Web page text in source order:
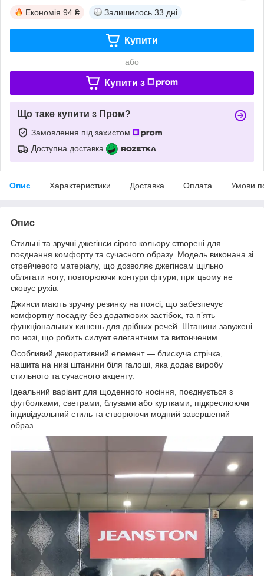
Економія 94 ₴ Залишилось 33 дні
Купити
або
Купити з
Що таке купити з Пром?
Замовлення під захистом
Доступна доставка
Опис Характеристики Доставка Оплата Умови
Опис
Стильні та зручні джегінси сірого кольору створені для
поєднання комфорту та сучасного образу. Модель виконана зі
стрейчевого матеріалу, що дозволяє джегінсам щільно
облягати ногу, повторюючи контури фігури, при цьому не
сковує рухів.
Джинси мають зручну резинку на поясі, що забезпечує
комфортну посадку без додаткових застібок, та п’ять
функціональних кишень для дрібних речей. Штанини завужені
по нозі, що робить силует елегантним та витонченим.
Особливий декоративний елемент — блискуча стрічка,
нашита на низі штанини біля галоші, яка додає виробу
стильного та сучасного акценту.
Ідеальний варіант для щоденного носіння, поєднується з
футболками, светрами, блузами або куртками, підкреслюючи
індивідуальний стиль та створюючи модний завершений
образ.